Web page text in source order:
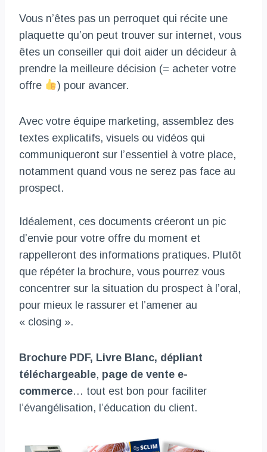
Vous n’êtes pas un perroquet qui récite une
plaquette qu’on peut trouver sur internet, vous
êtes un conseiller qui doit aider un décideur à
prendre la meilleure décision (= acheter votre
offre
) pour avancer.
Avec votre équipe marketing, assemblez des
textes explicatifs, visuels ou vidéos qui
communiqueront sur l’essentiel à votre place,
notamment quand vous ne serez pas face au
prospect.
Idéalement, ces documents créeront un pic
d’envie pour votre offre du moment et
rappelleront des informations pratiques. Plutôt
que répéter la brochure, vous pourrez vous
concentrer sur la situation du prospect à l’oral,
pour mieux le rassurer et l’amener au
« closing ».
Brochure PDF, Livre Blanc, dépliant
téléchargeable, page de vente e-
commerce… tout est bon pour faciliter
l’évangélisation, l’éducation du client.